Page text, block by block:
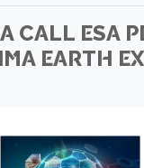
CALL ESA
EARTH